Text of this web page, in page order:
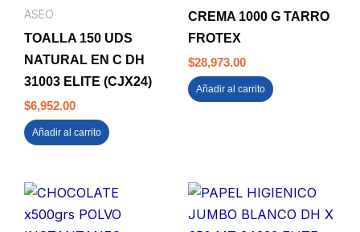
ASEO
TOALLA 150 UDS
NATURAL EN C DH
31003 ELITE (CJX24)
$6,952.00
Añadir al carrito
CREMA 1000 G TARRO
FROTEX
$28,973.00
Añadir al carrito